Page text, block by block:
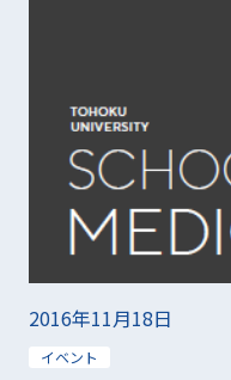
2016年11月18日
イベント